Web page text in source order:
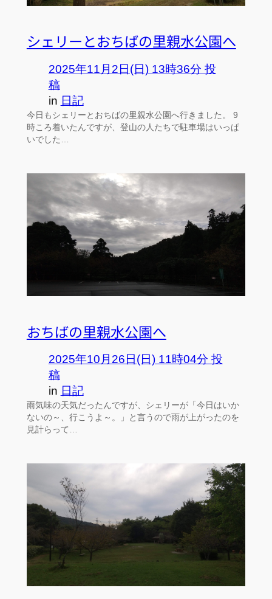
シェリーとおちばの里親水公園へ
2025年11月2日(日) 13時36分 投
稿
in 日記
今日もシェリーとおちばの里親水公園へ行きました。 9
時ころ着いたんですが、登山の人たちで駐車場はいっぱ
いでした…
おちばの里親水公園へ
2025年10月26日(日) 11時04分 投
稿
in 日記
雨気味の天気だったんですが、シェリーが「今日はいか
ないの～、行こうよ～。」と言うので雨が上がったのを
見計らって…